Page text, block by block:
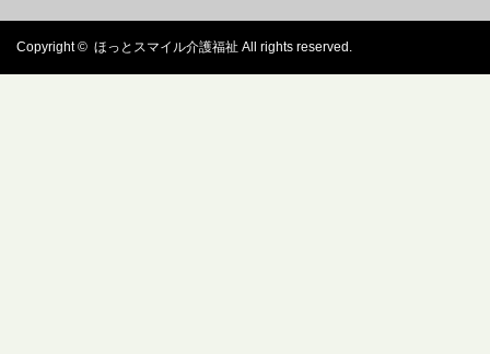
Copyright © ほっとスマイル介護福祉 All rights reserved.